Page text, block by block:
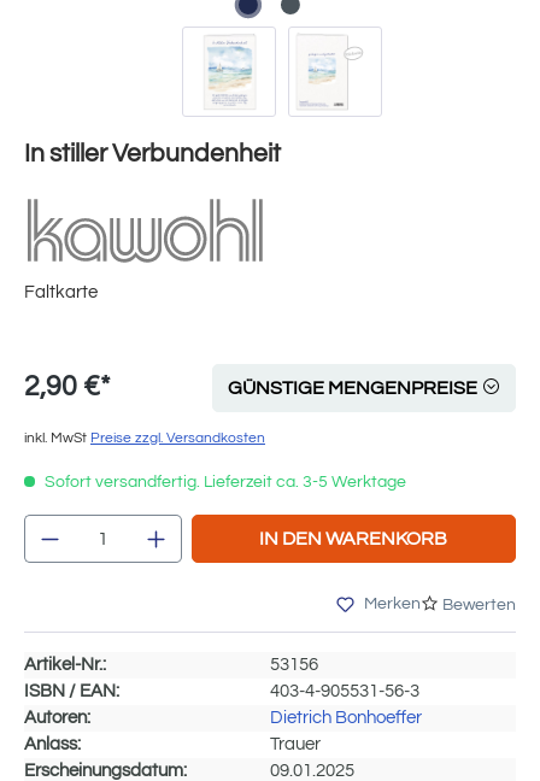
In stiller Verbundenheit
Faltkarte
2,90 €* GÜNSTIGE MENGENPREISE
inkl. MwSt Preise zzgl. Versandkosten
Sofort versandfertig. Lieferzeit ca. 3-5 Werktage
Produkt Anzahl: Gib den gewünschten
IN DEN WARENKORB
Merken Bewerten
Artikel-Nr.:
53156
ISBN / EAN:
403-4-905531-56-3
Autoren:
Dietrich Bonhoeffer
Anlass:
Trauer
Erscheinungsdatum:
09.01.2025